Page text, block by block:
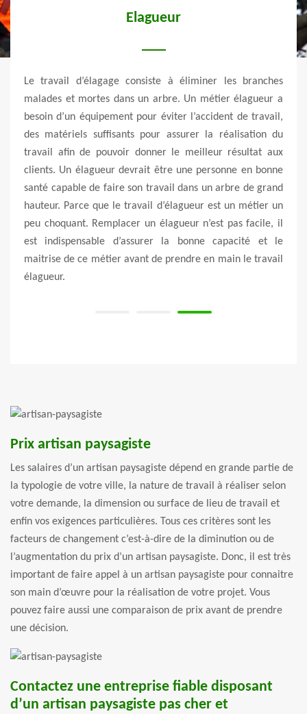
Elagueur
Le travail d’élagage consiste à éliminer les branches
malades et mortes dans un arbre. Un métier élagueur a
besoin d’un équipement pour éviter l’accident de travail,
des matériels suffisants pour assurer la réalisation du
travail afin de pouvoir donner le meilleur résultat aux
clients. Un élagueur devrait être une personne en bonne
santé capable de faire son travail dans un arbre de grand
hauteur. Parce que le travail d’élagueur est un métier un
peu choquant. Remplacer un élagueur n’est pas facile, il
est indispensable d’assurer la bonne capacité et le
maitrise de ce métier avant de prendre en main le travail
élagueur.
Prix artisan paysagiste
Les salaires d’un artisan paysagiste dépend en grande partie de
la typologie de votre ville, la nature de travail à réaliser selon
votre demande, la dimension ou surface de lieu de travail et
enfin vos exigences particulières. Tous ces critères sont les
facteurs de changement c’est-à-dire de la diminution ou de
l’augmentation du prix d’un artisan paysagiste. Donc, il est très
important de faire appel à un artisan paysagiste pour connaitre
son main d’œuvre pour la réalisation de votre projet. Vous
pouvez faire aussi une comparaison de prix avant de prendre
une décision.
Contactez une entreprise fiable disposant
d’un artisan paysagiste pas cher et